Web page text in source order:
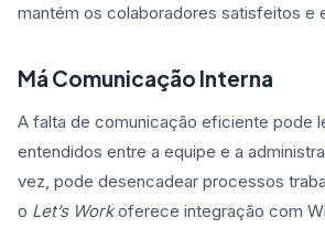
mantém os colaboradores satisfeitos e
Má Comunicação Interna
A falta de comunicação eficiente pode
entendidos entre a equipe e a
vez, pode desencadear processos
o Let’s Workoferece integração com